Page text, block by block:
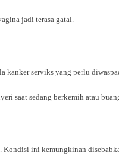
jadi terasa gatal.
kanker serviks yang perlu
saat sedang berkemih atau
ini kemungkinan